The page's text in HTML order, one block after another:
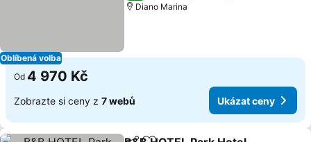
Oblíbená volba
Diano Marina
Od 4 970 Kč
Zobrazte si ceny z 7 webů Ukázat ceny